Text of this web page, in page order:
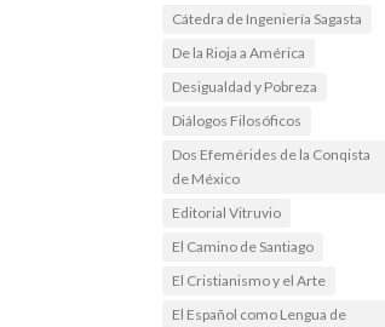
Cátedra de Ingeniería Sagasta
De la Rioja a América
Desigualdad y Pobreza
Diálogos Filosóficos
Dos Efemérides de la Conqista
de México
Editorial Vitruvio
El Camino de Santiago
El Cristianismo y el Arte
El Español como Lengua de